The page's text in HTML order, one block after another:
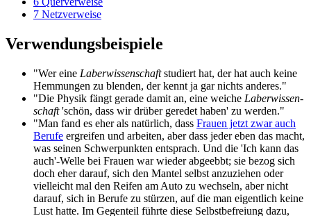
7 Netzverweise
Verwendungsbeispiele
"Wer eine Laberwissenschaftstudiert hat, der hat auch keine
Hemmungen zu blenden, der kennt ja gar nichts anderes."
"Die Physik fängt gerade damit an, eine weiche Laber­wissen­
schaft'schön, dass wir drüber geredet haben' zu werden."
"Man fand es eher als natürlich, dass Frauen jetzt zwar auch
Berufe ergreifen und arbeiten, aber dass jeder eben das macht,
was seinen Schwerpunkten entsprach. Und die 'Ich kann das
auch'-Welle bei Frauen war wieder abgeebbt; sie bezog sich
doch eher darauf, sich den Mantel selbst anzuziehen oder
vielleicht mal den Reifen am Auto zu wechseln, aber nicht
darauf, sich in Berufe zu stürzen, auf die man eigentlich keine
Lust hatte. Im Gegenteil führte diese Selbst­befreiung dazu,